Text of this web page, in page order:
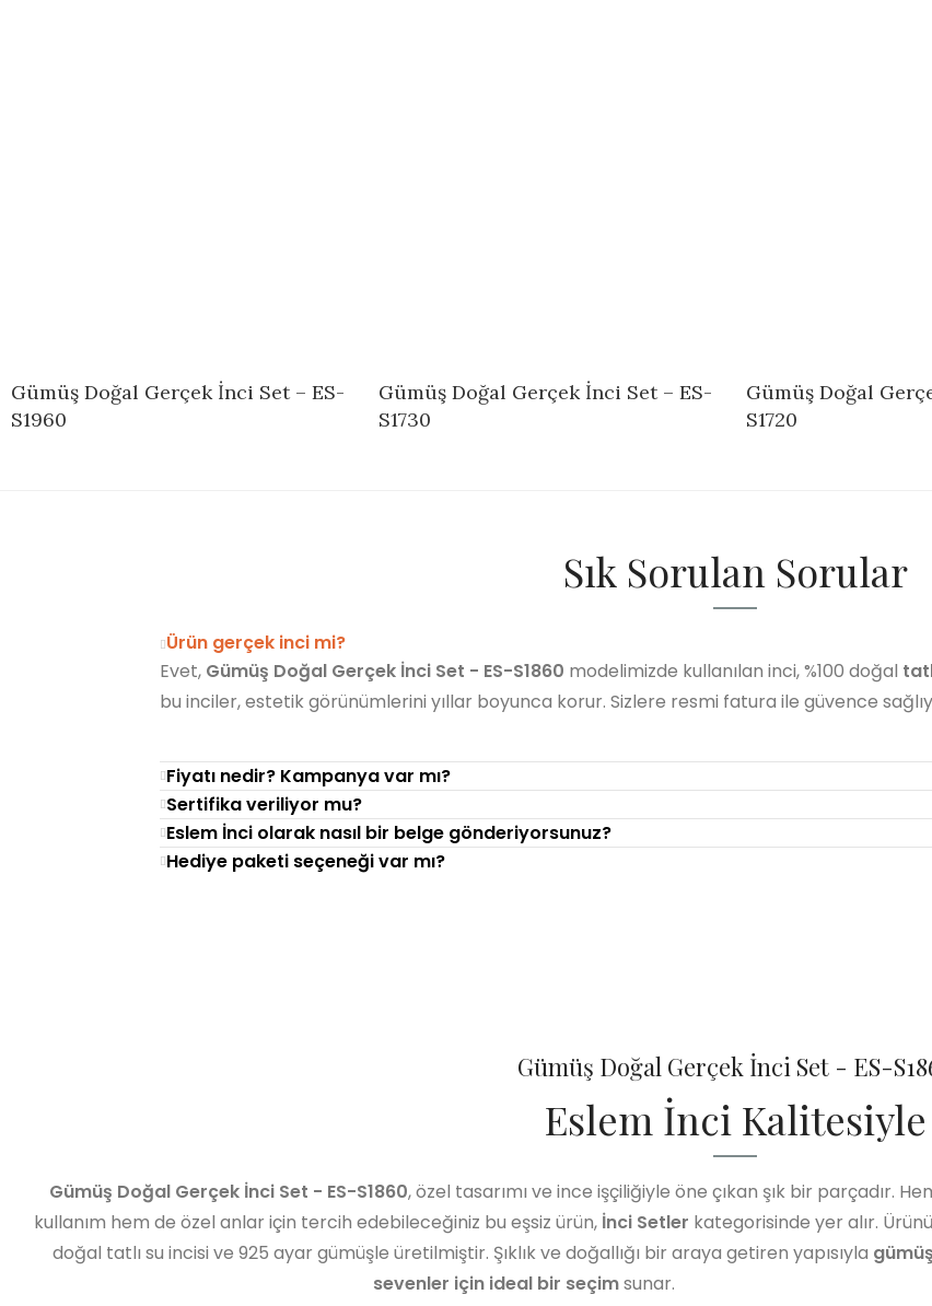
Gümüş Doğal Gerçek İnci Set – ES-
S1960
Gümüş Doğal Gerçek İnci Set – ES-
S1730
Gümüş Doğal
S1720
Sık Sorulan Sorular
Ürün gerçek inci mi?
Evet, Gümüş Doğal Gerçek İnci Set - ES-S1860 modelimizde kullanılan inci, %100 doğal
bu inciler, estetik görünümlerini yıllar boyunca korur. Sizlere resmi fatura ile güvence
Fiyatı nedir? Kampanya var mı?
Sertifika veriliyor mu?
Eslem İnci olarak nasıl bir belge gönderiyorsunuz?
Hediye paketi seçeneği var mı?
Gümüş Doğal Gerçek İnci Set - ES-
Eslem İnci Kalitesiyle
Gümüş Doğal Gerçek İnci Set - ES-S1860, özel tasarımı ve ince işçiliğiyle öne çıkan şık bir parçadır.
kullanım hem de özel anlar için tercih edebileceğiniz bu eşsiz ürün, İnci Setler kategorisinde yer alır.
doğal tatlı su incisi ve 925 ayar gümüşle üretilmiştir. Şıklık ve doğallığı bir araya getiren yapısıyla
sevenler için ideal bir seçimsunar.